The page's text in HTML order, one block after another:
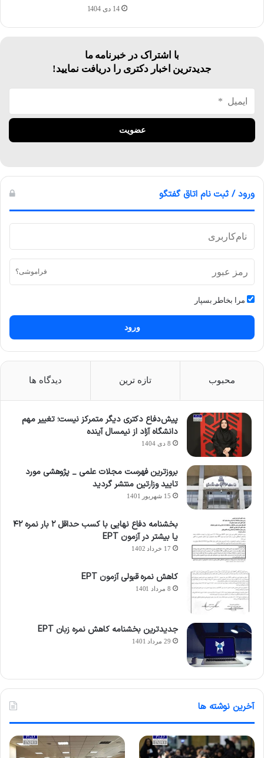
14 دی 1404
با اشتراک در خبرنامه ما
جدیدترین اخبار دکتری را دریافت نمایید!
ورود / ثبت نام اتاق گفتگو
فراموشی؟
مرا بخاطر بسپار
ورود
محبوب تازه ترین دیدگاه ها
پیش‌دفاع دکتری دیگر متمرکز نیست؛ تغییر مهم
دانشگاه آزاد از نیمسال آینده
8 دی 1404
بروزترین فهرست مجلات علمی _ پژوهشی مورد
تایید وزارتین منتشر گردید
15 شهریور 1401
بخشنامه دفاع نهایی با کسب حداقل ۲ بار نمره ۴۲
یا بیشتر در آزمون EPT
17 خرداد 1402
کاهش نمره قبولی آزمون EPT
8 مرداد 1401
جدیدترین بخشنامه کاهش نمره زبان EPT
29 مرداد 1401
آخرین نوشته ها